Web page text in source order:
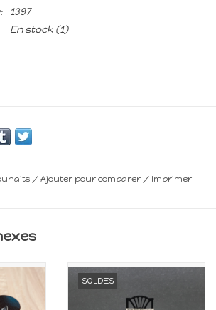
1397
En stock (1)
/ Ajouter pour comparer / Imprimer
SOLDES